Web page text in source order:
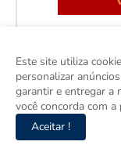
Este site utiliza
personalizar
garantir e entregar a
você concorda com
Aceitar !